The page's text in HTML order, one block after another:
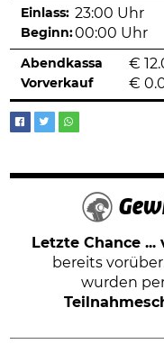
Einlass: 23:00 Uhr
Beginn:00:00 Uhr
Abendkassa €
Vorverkauf €
Letzte Chance ...
bereits
wurden